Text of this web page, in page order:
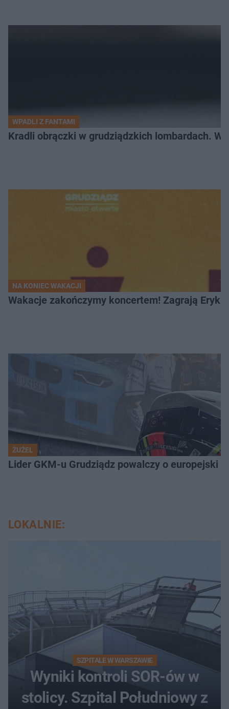
WPADLI Z FANTAMI
Kradli obrączki w grudziądzkich lombardach.
NA KONIEC WAKACJI
Wakacje zakończymy koncertem! Zagrają Eryk
ŻUŻEL
Lider GKM-u Grudziądz powalczy o europejski
LOKALNIE:
SZPITALE W WARSZAWIE
Wyniki kontroli SOR-ów w
stolicy. Szpital Południowy z